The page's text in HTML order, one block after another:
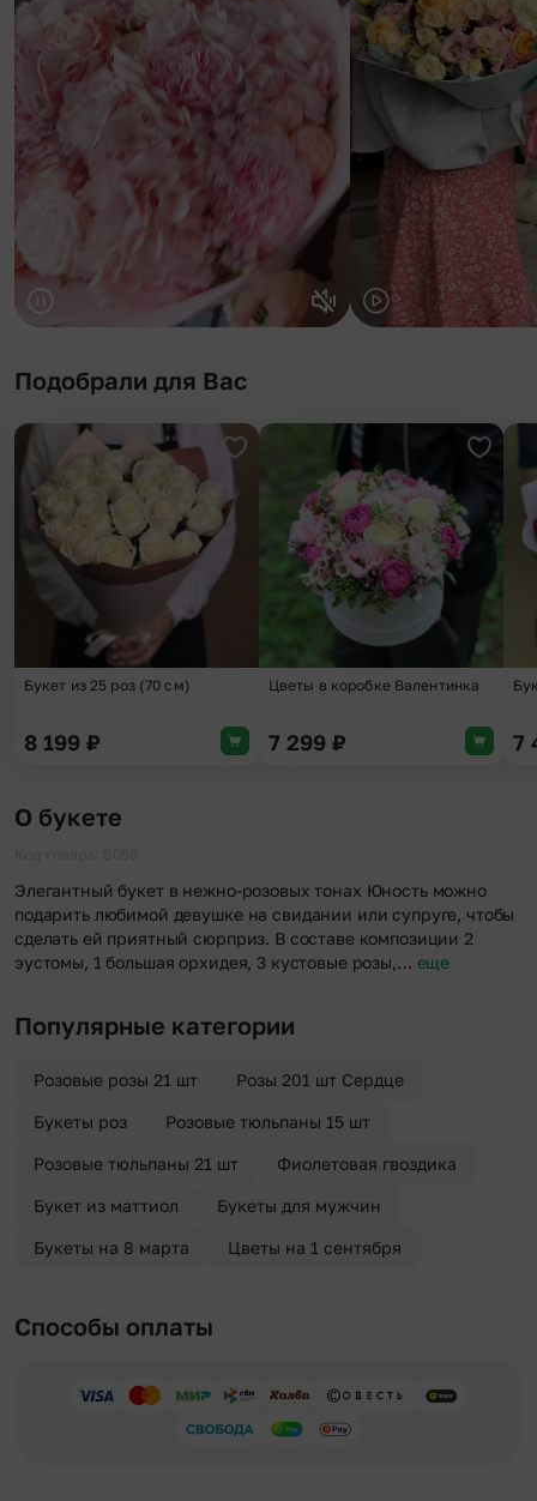
Подобрали для Вас
Добавить в избранное
Букет из 25 роз (70 см)
8 199 ₽
Цветы в коробке Валентинка
7 299 ₽ 7
О букете
Элегантный букет в нежно-розовых тонах Юность можно
подарить любимой девушке на свидании или супруге, чтобы
сделать ей приятный сюрприз. В составе композиции 2
эустомы, 1 большая орхидея, 3 кустовые розы,… еще
Популярные категории
Розовые розы 21 шт Розы 201 шт Сердце
Букеты роз Розовые тюльпаны 15 шт
Розовые тюльпаны 21 шт Фиолетовая гвоздика
Букет из маттиол Букеты для мужчин
Букеты на 8 марта Цветы на 1 сентября
Способы оплаты